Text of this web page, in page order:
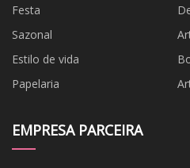
Festa
Sazonal
Estilo de vida
Papelaria
EMPRESA PARCEIRA